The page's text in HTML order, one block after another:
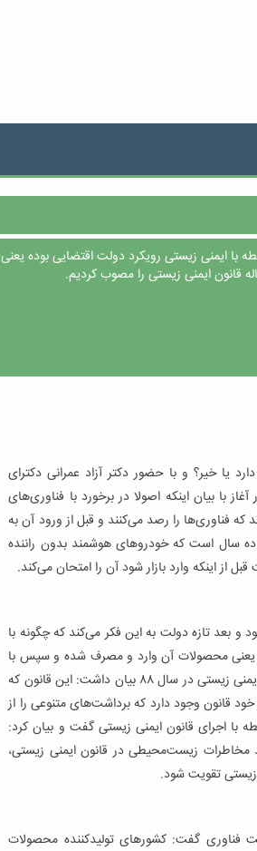
با ایمنی زیستی رویکرد دولت اقتضایی بوده یعنی
ایمنی زیستی را مصوب کردیم.
یا خیر؟ و با حضور دکتر آزاد عمرانی دکترای
با بیان اینکه اصولا در برخورد با فناوری‌های
فناوری‌ها را رصد می‌کنند و قبل از ورود آن به
ده سال است که خودروهای هوشمند بدون راننده
از اینکه وارد بازار شود آن را امتحان می‌کند.
و بعد تازه دولت به این فکر می‌کند که چگونه با
یعنی محصولات آن وارد و مصرف شده و سپس با
یک تاخیری شش ساله قانون ایمنی زیستی را مصوب کردیم. وی با اشاره به تصویب قانون ایمنی زیستی در سال ۸۸ بیان داشت: این قانون که
خود قانون وجود دارد که برداشت‌های متنوعی را از
با اجرای قانون ایمنی زیستی گفت و بیان کرد:
زیست‌محیطی در قانون ایمنی زیستی،
تقویت شود.
فناوری گفت: کشورهای تولیدکننده محصولات